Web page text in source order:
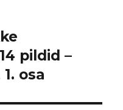
pildid –
osa